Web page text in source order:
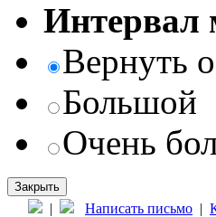
Интервал
Вернуть
Большой
Очень
Закрыть
| Написать письмо |